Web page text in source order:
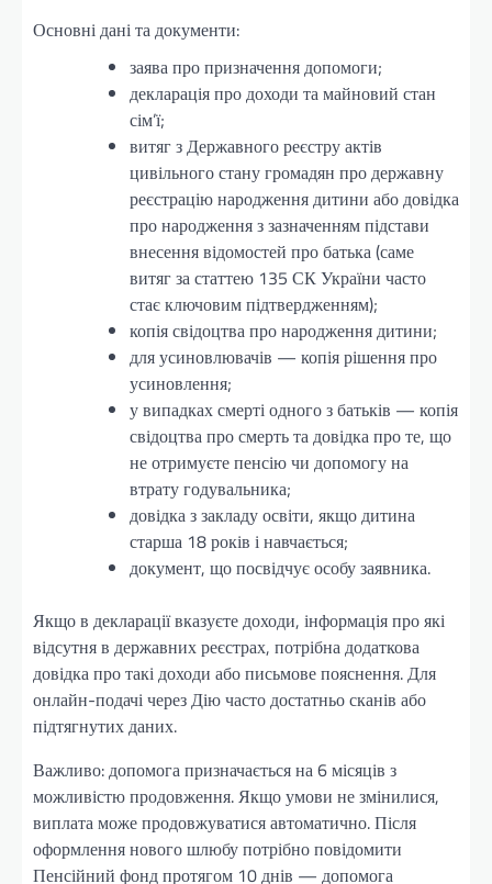
Основні дані та документи:
заява про призначення допомоги;
декларація про доходи та майновий стан
сім’ї;
витяг з Державного реєстру актів
цивільного стану громадян про державну
реєстрацію народження дитини або довідка
про народження з зазначенням підстави
внесення відомостей про батька (саме
витяг за статтею 135 СК України часто
стає ключовим підтвердженням);
копія свідоцтва про народження дитини;
для усиновлювачів — копія рішення про
усиновлення;
у випадках смерті одного з батьків — копія
свідоцтва про смерть та довідка про те, що
не отримуєте пенсію чи допомогу на
втрату годувальника;
довідка з закладу освіти, якщо дитина
старша 18 років і навчається;
документ, що посвідчує особу заявника.
Якщо в декларації вказуєте доходи, інформація про які
відсутня в державних реєстрах, потрібна додаткова
довідка про такі доходи або письмове пояснення. Для
онлайн-подачі через Дію часто достатньо сканів або
підтягнутих даних.
Важливо: допомога призначається на 6 місяців з
можливістю продовження. Якщо умови не змінилися,
виплата може продовжуватися автоматично. Після
оформлення нового шлюбу потрібно повідомити
Пенсійний фонд протягом 10 днів — допомога